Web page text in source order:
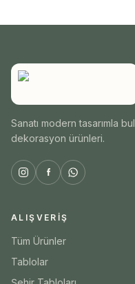
Sanatı modern tasarımla
dekorasyon ürünleri.
ALIŞVERIŞ
Tüm Ürünler
Tablolar